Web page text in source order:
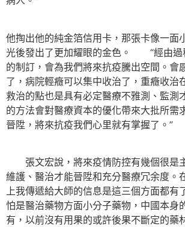
他掏出他的純金箔信用卡，那張卡像一面
光後發出了更加耀眼的金色。 “經由過
的制訂，會為我們將來抗疫騰出空間。會
了，病院輕癥可以集中收治了，重癥收治
救治的點也是具有必定醫療不雅測、監測
的方法會對醫療資本的優化帶來大批所需
晉陞，將來抗疫我們心里就有掌握了。”
張文宏說，將來疫情防控有幾個很是
維護、醫治才能晉陞和充分醫療冗余度。
上我傳遞給大師的信息是這三個方面都有
怕是醫治藥物方面小分子藥物，中國本身
有，以前沒有用果的或許後果不斷定的藥